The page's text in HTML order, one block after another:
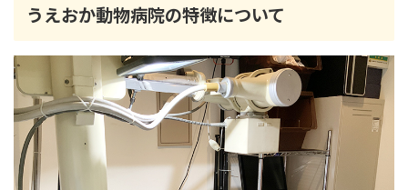
うえおか動物病院の特徴について